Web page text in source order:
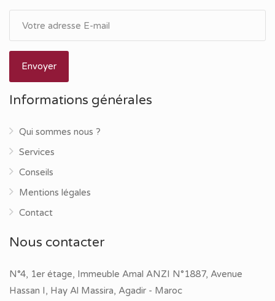
Informations générales
Qui sommes nous ?
Services
Conseils
Mentions légales
Contact
Nous contacter
N°4, 1er étage, Immeuble Amal ANZI N°1887, Avenue
Hassan I, Hay Al Massira, Agadir - Maroc